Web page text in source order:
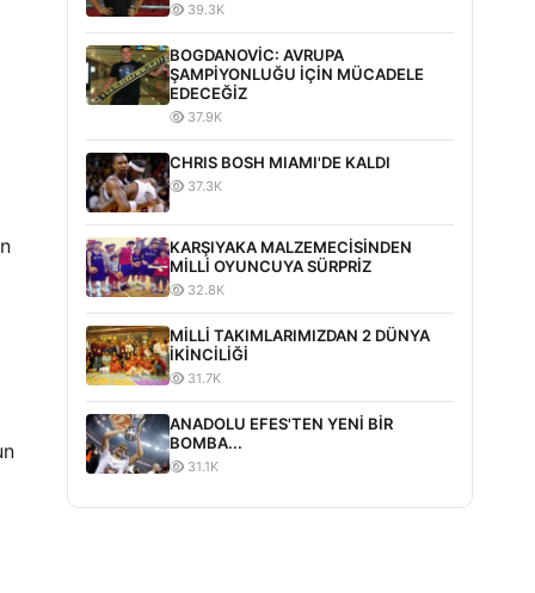
39.3K
BOGDANOVİC: AVRUPA
ŞAMPİYONLUĞU İÇİN MÜCADELE
EDECEĞİZ
37.9K
CHRIS BOSH MIAMI'DE KALDI
37.3K
KARŞIYAKA MALZEMECİSİNDEN
MİLLİ OYUNCUYA SÜRPRİZ
32.8K
MİLLİ TAKIMLARIMIZDAN 2 DÜNYA
İKİNCİLİĞİ
31.7K
ANADOLU EFES'TEN YENİ BİR
BOMBA...
31.1K